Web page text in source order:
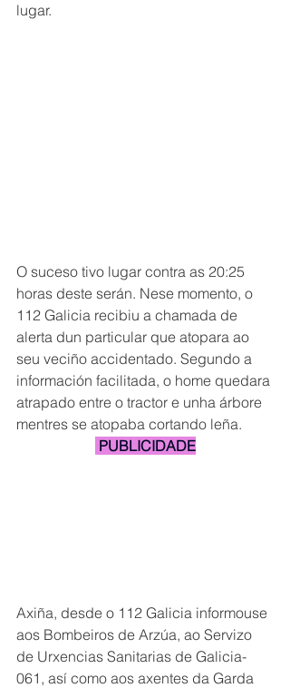
lugar.
O suceso tivo lugar contra as 20:25
horas deste serán. Nese momento, o
112 Galicia recibiu a chamada de
alerta dun particular que atopara ao
seu veciño accidentado. Segundo a
información facilitada, o home quedara
atrapado entre o tractor e unha árbore
mentres se atopaba cortando leña.
PUBLICIDADE
Axiña, desde o 112 Galicia informouse
aos Bombeiros de Arzúa, ao Servizo
de Urxencias Sanitarias de Galicia-
061, así como aos axentes da Garda